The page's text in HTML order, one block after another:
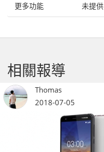
更多功能 未提供
相關報導
Thomas
2018-07-05